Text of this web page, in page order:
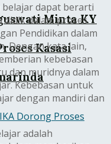
Minta KY
Kasasi
belajar dapat berarti
dalam proses
Pendidikan dalam
Dengan kata lain,
kebebasan
dan muridnya dalam
Kebebasan untuk
dengan mandiri dan
adalah